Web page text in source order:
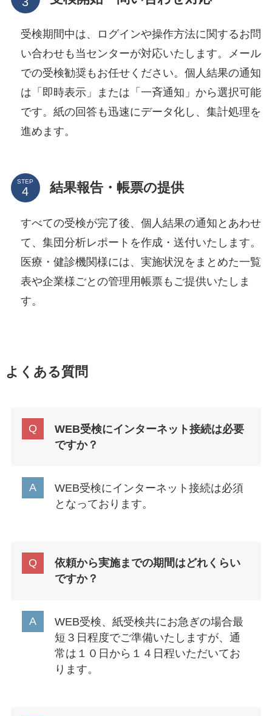
受検期間中は、ログインや操作方法に関するお問
い合わせも当センターが対応いたします。メール
での受検勧奨もお任せください。個人結果の通知
は「即時表示」または「一斉通知」から選択可能
です。紙の回答も迅速にデータ化し、集計処理を
進めます。
STEP 結果報告・帳票の提供
すべての受検が完了後、個人結果の通知とあわせ
て、集団分析レポートを作成・送付いたします。
医療・健診機関様には、実施状況をまとめた一覧
表や企業様ごとの管理用帳票もご提供いたしま
す。
よくある質問
WEB受検にインターネット接続は必要
ですか？
WEB受検にインターネット接続は必須
となっております。
依頼から実施までの期間はどれくらい
ですか？
WEB受検、紙受検共にお急ぎの場合最
短３日程度でご準備いたしますが、通
常は１０日から１４日程いただいてお
ります。